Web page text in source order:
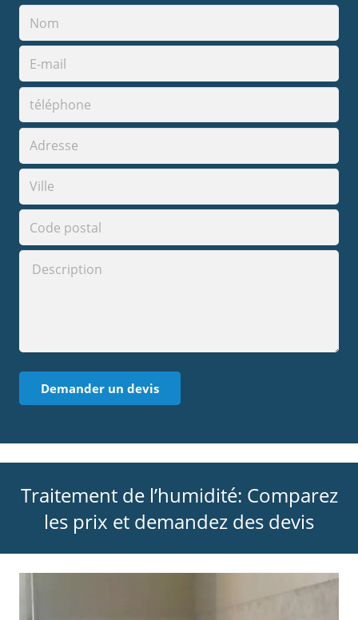
Traitement de l’humidité: Comparez
les prix et demandez des devis